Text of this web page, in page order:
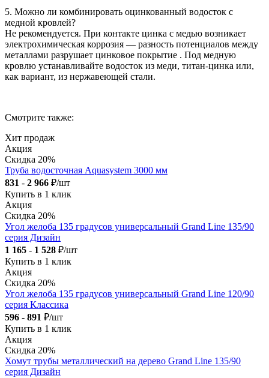
5. Можно ли комбинировать оцинкованный водосток с
медной кровлей?
Не рекомендуется. При контакте цинка с медью возникает
электрохимическая коррозия — разность потенциалов между
металлами разрушает цинковое покрытие . Под медную
кровлю устанавливайте водосток из меди, титан-цинка или,
как вариант, из нержавеющей стали.
Смотрите также:
Хит продаж
Акция
Скидка 20%
Труба водосточная Aquasystem 3000 мм
831 - 2 966 ₽/шт
Купить в 1 клик
Акция
Скидка 20%
Угол желоба 135 градусов универсальный Grand Line 135/90
серия Дизайн
1 165 - 1 528 ₽/шт
Купить в 1 клик
Акция
Скидка 20%
Угол желоба 135 градусов универсальный Grand Line 120/90
серия Классика
596 - 891 ₽/шт
Купить в 1 клик
Акция
Скидка 20%
Хомут трубы металлический на дерево Grand Line 135/90
серия Дизайн